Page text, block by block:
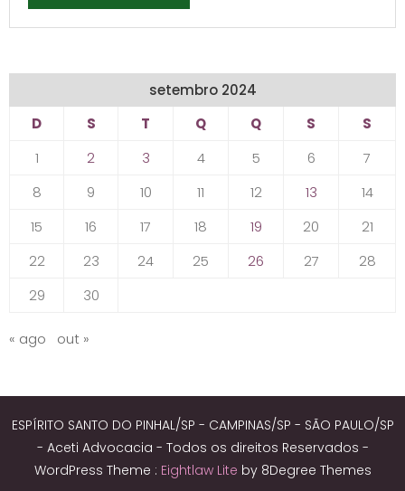
setembro 2024
D
S T Q Q S
S
1
2 3 4 5 6
7
8
9 10 11 12 13
14
15
16 17 18 19 20
21
22
23 24 25 26 27
28
29
30
« ago out »
ESPÍRITO SANTO DO PINHAL/SP - CAMPINAS/SP - SÃO PAULO/SP
- Aceti Advocacia - Todos os direitos Reservados -
WordPress Theme : Eightlaw Lite by 8Degree Themes